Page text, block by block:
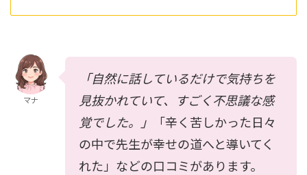
マナ
「自然に話しているだけで気持ちを
見抜かれていて、すごく不思議な感
覚でした。」
「辛く苦しかった日々
の中で先生が幸せの道へと導いてく
れた」などの口コミがあります。